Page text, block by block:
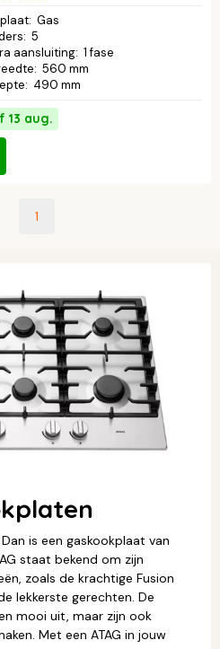
: Gas
: 5
aansluiting: 1 fase
: 560 mm
: 490 mm
13 aug.
1
is een gaskookplaat van
staat bekend om zijn
zoals de krachtige Fusion
lekkerste gerechten. De
mooi uit, maar zijn ook
Met een ATAG in jouw